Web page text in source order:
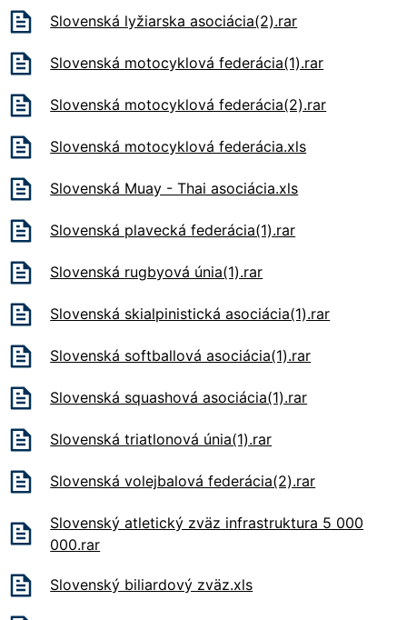
Slovenská lyžiarska asociácia(2).rar
Slovenská motocyklová federácia(1).rar
Slovenská motocyklová federácia(2).rar
Slovenská motocyklová federácia.xls
Slovenská Muay - Thai asociácia.xls
Slovenská plavecká federácia(1).rar
Slovenská rugbyová únia(1).rar
Slovenská skialpinistická asociácia(1).rar
Slovenská softballová asociácia(1).rar
Slovenská squashová asociácia(1).rar
Slovenská triatlonová únia(1).rar
Slovenská volejbalová federácia(2).rar
Slovenský atletický zväz infrastruktura 5 000
000.rar
Slovenský biliardový zväz.xls